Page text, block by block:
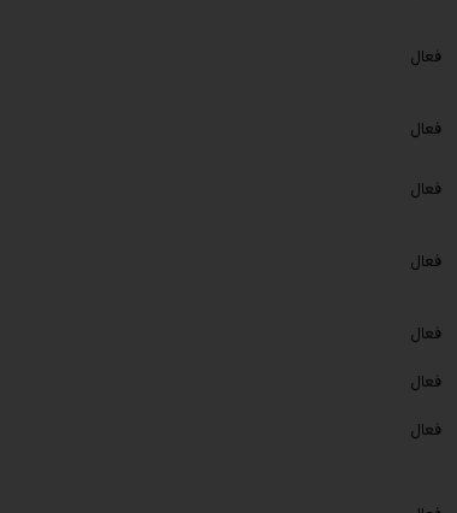
فعال
فعال
فعال
فعال
فعال
فعال
فعال